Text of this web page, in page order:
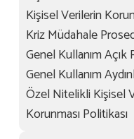
Kişisel Verilerin
Kriz Müdahale
Genel Kullanım Açık
Genel Kullanım
Özel Nitelikli Kişisel
Korunması Politikası